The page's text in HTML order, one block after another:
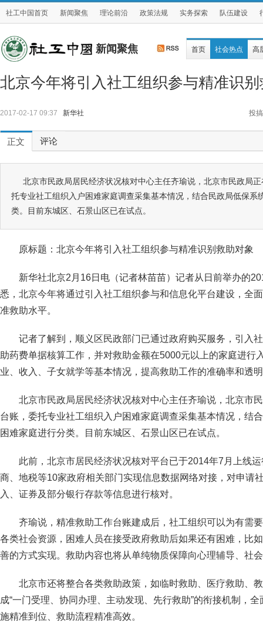
社工中国首页 新闻聚焦 理论前沿 政策法规 实务探索 队伍建设
新闻聚焦 首页 社会热点 高
北京今年将引入社工组织参与精准识
2017-02-17 09:37 新华社 投搞
正文 评论
北京市民政局居民经济状况核对中心主任齐瑜说，北京市民政局
托专业社工组织入户困难家庭调查采集基本情况，结合民政局低保系
类。目前东城区、石景山区已在试点。
原标题：北京今年将引入社工组织参与精准识别救助对象
新华社北京2月16日电（记者林苗苗）记者从日前举办的
悉，北京今年将通过引入社工组织参与和信息化平台建设，全
准救助水平。
记者了解到，顺义区民政部门已通过政府购买服务，引入
助药费单据核算工作，并对救助金额在5000元以上的家庭进行
业、收入、子女就学等基本情况，提高救助工作的准确率和透
北京市民政局居民经济状况核对中心主任齐瑜说，北京市
台账，委托专业社工组织入户困难家庭调查采集基本情况，结
困难家庭进行分类。目前东城区、石景山区已在试点。
此前，北京市居民经济状况核对平台已于2014年7月上线
商、地税等10家政府相关部门实现信息数据网络对接，对申请
入、证券及部分银行存款等信息进行核对。
齐瑜说，精准救助工作台账建成后，社工组织可以为有需
各类社会资源，困难人员在接受政府救助后如果还有困难，比
善的方式实现。救助内容也将从单纯物质保障向心理辅导、社
北京市还将整合各类救助政策，如临时救助、医疗救助、
成“一门受理、协同办理、主动发现、先行救助”的衔接机制，
施精准到位、救助流程精准高效。